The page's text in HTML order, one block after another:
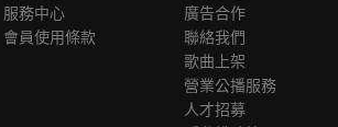
服務中心
會員使用條款
廣告合作
聯絡我們
歌曲上架
營業公播服務
人才招募